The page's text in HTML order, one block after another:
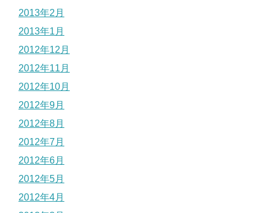
2013年2月
2013年1月
2012年12月
2012年11月
2012年10月
2012年9月
2012年8月
2012年7月
2012年6月
2012年5月
2012年4月